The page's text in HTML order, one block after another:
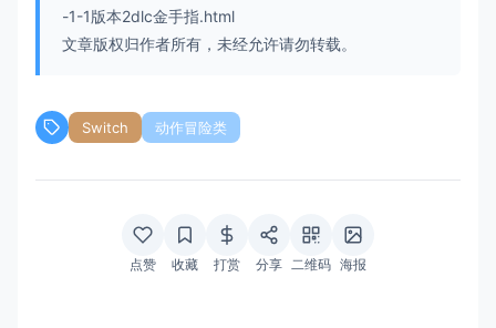
-1-1版本2dlc金手指.html
文章版权归作者所有，未经允许请勿转载。
Switch 动作冒险类
点赞 收藏 打赏 分享 二维码 海报